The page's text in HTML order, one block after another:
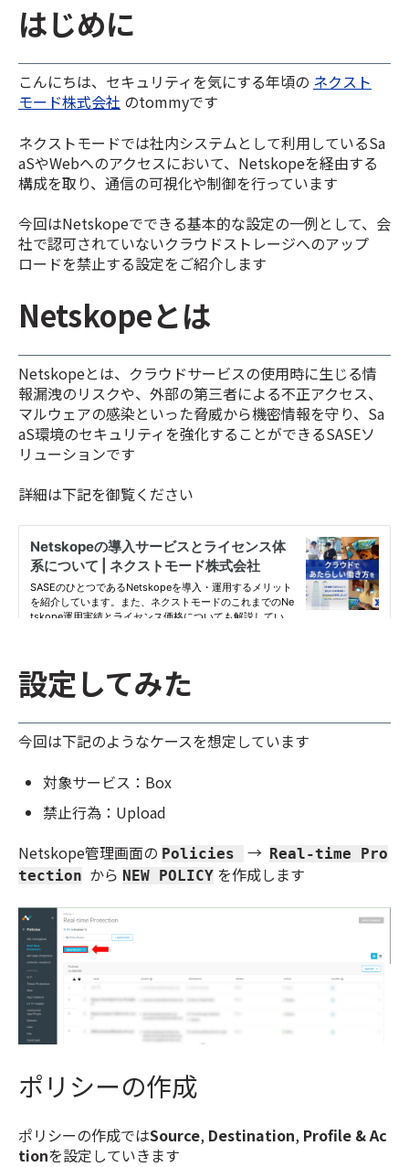
はじめに
こんにちは、セキュリティを気にする年頃の ネクスト
モード株式会社 のtommyです
ネクストモードでは社内システムとして利用しているSa
aSやWebへのアクセスにおいて、Netskopeを経由する
構成を取り、通信の可視化や制御を行っています
今回はNetskopeでできる基本的な設定の一例として、会
社で認可されていないクラウドストレージへのアップ
ロードを禁止する設定をご紹介します
Netskopeとは
Netskopeとは、クラウドサービスの使用時に生じる情
報漏洩のリスクや、外部の第三者による不正アクセス、
マルウェアの感染といった脅威から機密情報を守り、Sa
aS環境のセキュリティを強化することができるSASEソ
リューションです
詳細は下記を御覧ください
設定してみた
今回は下記のようなケースを想定しています
対象サービス：Box
禁止行為：Upload
Netskope管理画面の Policies → Real-time Pro
tection から NEW POLICY を作成します
ポリシーの作成
ポリシーの作成ではSource, Destination, Profile & Ac
tionを設定していきます